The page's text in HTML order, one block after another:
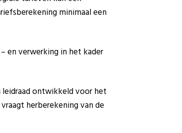
minimaal een
en verwerking in het kader
leidraad ontwikkeld voor het
herberekening van de